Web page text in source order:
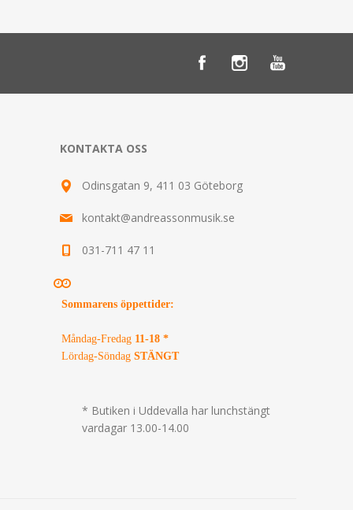
KONTAKTA OSS
Odinsgatan 9, 411 03 Göteborg
kontakt@andreassonmusik.se
031-711 47 11
Sommarens öppettider:
Måndag-Fredag 11-18 *
Lördag-Söndag STÄNGT
* Butiken i Uddevalla har lunchstängt
vardagar 13.00-14.00